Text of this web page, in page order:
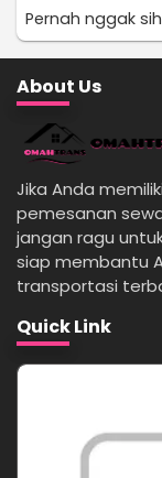
Pernah nggak
About Us
Jika Anda
pemesanan
jangan ragu
siap membantu
transportasi
Quick Link